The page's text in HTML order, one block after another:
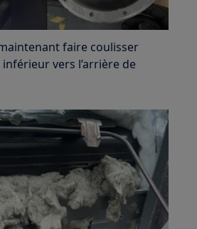
faire coulisser
inférieur vers l’arrière de